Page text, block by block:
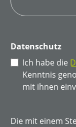
Datenschutz
Ich habe die
Kenntnis
mit ihnen
Die mit einem